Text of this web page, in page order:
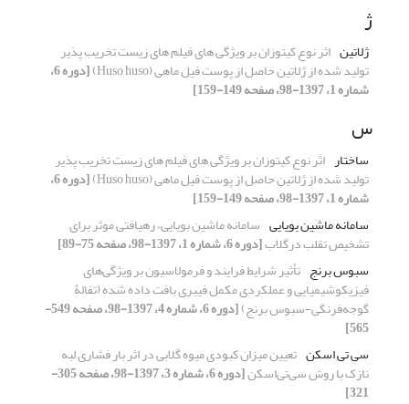
ژ
ژلاتین اثر نوع کیتوزان بر ویژگی های فیلم های زیست تخریب پذیر
تولید شده از ژلاتین حاصل از پوست فیل ماهی (Huso huso) [دوره 6،
شماره 1، 1397-98، صفحه 149-159]
س
ساختار اثر نوع کیتوزان بر ویژگی های فیلم های زیست تخریب پذیر
تولید شده از ژلاتین حاصل از پوست فیل ماهی (Huso huso) [دوره 6،
شماره 1، 1397-98، صفحه 149-159]
سامانه ماشین بویایی سامانه ماشین بویایی، رهیافتی موثر برای
تشخیص تقلب درگلاب[دوره 6، شماره 1، 1397-98، صفحه 75-89]
سبوس برنج تأثیر شرایط فرایند و فرمولاسیون بر ویژگی‌های
فیزیکوشیمیایی و عملکردی مکمل فیبری بافت داده شده (تفالۀ
گوجه‌فرنگی-سبوس برنج) [دوره 6، شماره 4، 1397-98، صفحه 549-
565]
سی تی اسکن تعیین میزان کبودی میوه گلابی در اثر بار فشاری لبه
نازک با روش سی‌تی‌اسکن [دوره 6، شماره 3، 1397-98، صفحه 305-
321]